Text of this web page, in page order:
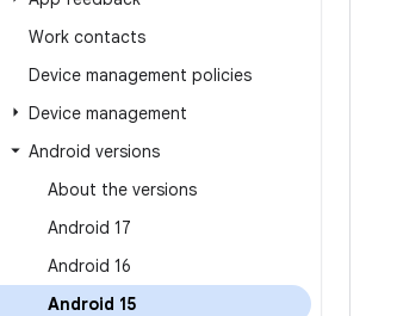
Work contacts
Device management policies
Device management
Android versions
About the versions
Android 17
Android 16
Android 15